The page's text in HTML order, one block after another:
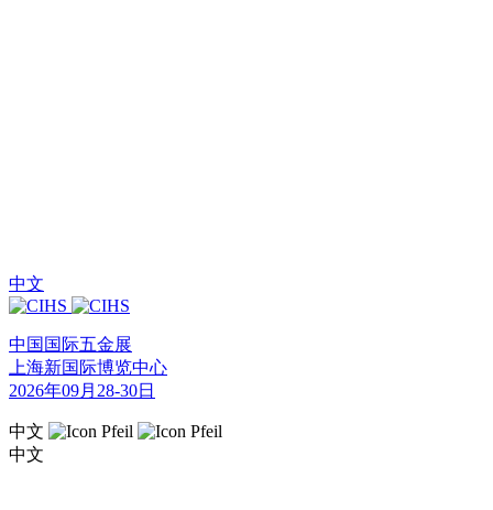
中文
中国国际五金展
上海新国际博览中心
2026年09月28-30日
中文
中文